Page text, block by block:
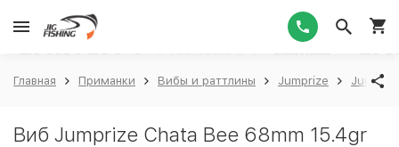
Главная Приманки Вибы и раттлины Jumprize
Виб Jumprize Chata Bee 68mm 15.4gr